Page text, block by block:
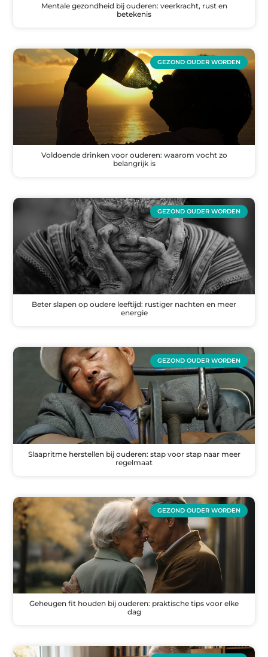
Mentale gezondheid bij ouderen: veerkracht, rust en
betekenis
GEZOND OUDER WORDEN
Voldoende drinken voor ouderen: waarom vocht zo
belangrijk is
GEZOND OUDER WORDEN
Beter slapen op oudere leeftijd: rustiger nachten en meer
energie
GEZOND OUDER WORDEN
Slaapritme herstellen bij ouderen: stap voor stap naar meer
regelmaat
GEZOND OUDER WORDEN
Geheugen fit houden bij ouderen: praktische tips voor elke
dag